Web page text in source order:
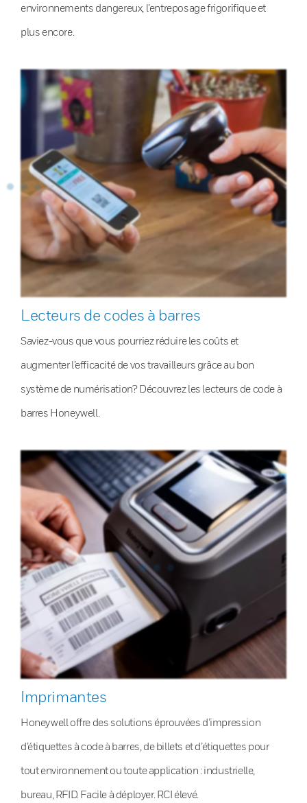
environnements dangereux, l’entreposage frigorifique et
plus encore.
Lecteurs de codes à barres
Saviez-vous que vous pourriez réduire les coûts et
augmenter l’efficacité de vos travailleurs grâce au bon
système de numérisation? Découvrez les lecteurs de code à
barres Honeywell.
Imprimantes
Honeywell offre des solutions éprouvées d’impression
d’étiquettes à code à barres, de billets et d’étiquettes pour
tout environnement ou toute application : industrielle,
bureau, RFID. Facile à déployer. RCI élevé.